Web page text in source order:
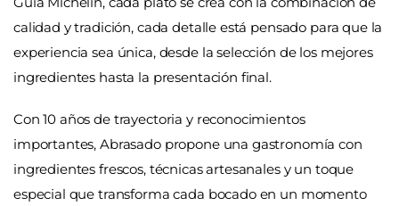
calidad y tradición, cada detalle está pensado para que la
experiencia sea única, desde la selección de los mejores
ingredientes hasta la presentación final.
Con 10 años de trayectoria y reconocimientos
importantes, Abrasado propone una gastronomía con
ingredientes frescos, técnicas artesanales y un toque
especial que transforma cada bocado en un momento